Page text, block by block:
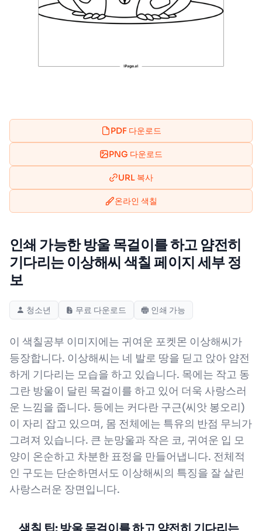
PDF 다운로드
PNG 다운로드
URL 복사
온라인 색칠
인쇄 가능한 방울 목걸이를 하고 얌전히
기다리는 이상해씨 색칠 페이지 세부 정
보
청소년 무료 다운로드 인쇄 가능
이 색칠공부 이미지에는 귀여운 포켓몬 이상해씨가
등장합니다. 이상해씨는 네 발로 땅을 딛고 앉아 얌전
하게 기다리는 모습을 하고 있습니다. 목에는 작고 동
그란 방울이 달린 목걸이를 하고 있어 더욱 사랑스러
운 느낌을 줍니다. 등에는 커다란 구근(씨앗 봉오리)
이 자리 잡고 있으며, 몸 전체에는 특유의 반점 무늬가
그려져 있습니다. 큰 눈망울과 작은 코, 귀여운 입 모
양이 온순하고 차분한 표정을 만들어냅니다. 전체적
인 구도는 단순하면서도 이상해씨의 특징을 잘 살린
사랑스러운 장면입니다.